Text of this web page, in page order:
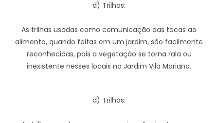
d) Trilhas:
As trilhas usadas como comunicação das tocas ao
alimento, quando feitas em um jardim, são facilmente
reconhecidas, pois a vegetação se torna rala ou
inexistente nesses locais no Jardim Vila Mariana.
d) Trilhas: